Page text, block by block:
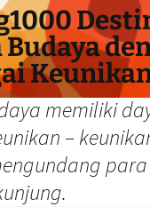
memiliki
–